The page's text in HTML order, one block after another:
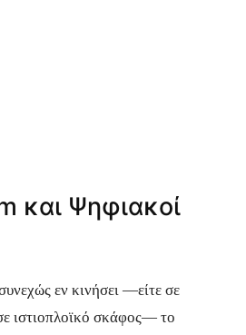
και Ψηφιακοί
εν κινήσει —είτε σε
ιστιοπλοϊκό σκάφος— το